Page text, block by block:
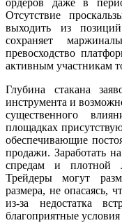
ордеров даже в
Отсутствие
выходить из
сохраняет
превосходство
активным участникам
Глубина стакана
инструмента и
существенного
площадках
обеспечивающие
продажи. Заработать
спредам и плотной
Трейдеры могут
размера, не опасаясь,
из-за недостатка
благоприятные